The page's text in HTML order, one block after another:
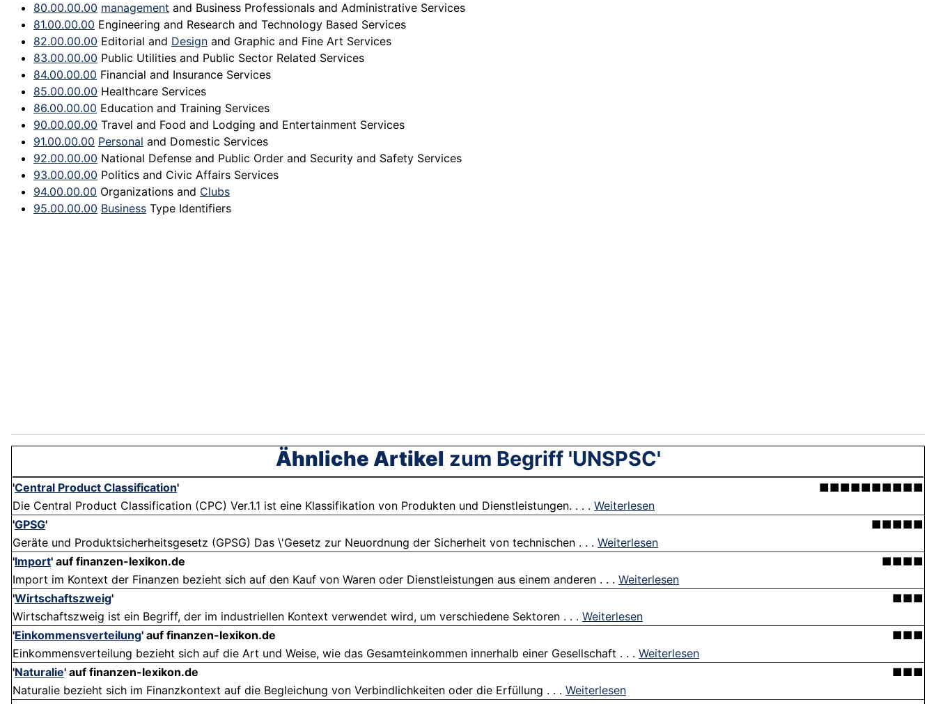
80.00.00.00 management and Business Professionals and Administrative Services
81.00.00.00 Engineering and Research and Technology Based Services
82.00.00.00 Editorial and Design and Graphic and Fine Art Services
83.00.00.00 Public Utilities and Public Sector Related Services
84.00.00.00 Financial and Insurance Services
85.00.00.00 Healthcare Services
86.00.00.00 Education and Training Services
90.00.00.00 Travel and Food and Lodging and Entertainment Services
91.00.00.00 Personal and Domestic Services
92.00.00.00 National Defense and Public Order and Security and Safety Services
93.00.00.00 Politics and Civic Affairs Services
94.00.00.00 Organizations and Clubs
95.00.00.00 Business Type Identifiers
Ähnliche Artikel zum Begriff 'UNSPSC'
'Central Product Classification'
■■■■■■■■■■
Die Central Product Classification (CPC) Ver.1.1 ist eine Klassifikation von Produkten und Dienstleistungen. . . . Weiterlesen
'GPSG'
■■■■■
Geräte und Produktsicherheitsgesetz (GPSG) Das \'Gesetz zur Neuordnung der Sicherheit von technischen . . . Weiterlesen
'Import' auf finanzen-lexikon.de
■■■■
Import im Kontext der Finanzen bezieht sich auf den Kauf von Waren oder Dienstleistungen aus einem anderen . . . Weiterlesen
'Wirtschaftszweig'
■■■
Wirtschaftszweig ist ein Begriff, der im industriellen Kontext verwendet wird, um verschiedene Sektoren . . . Weiterlesen
'Einkommensverteilung' auf finanzen-lexikon.de
■■■
Einkommensverteilung bezieht sich auf die Art und Weise, wie das Gesamteinkommen innerhalb einer Gesellschaft . . . Weiterlesen
'Naturalie' auf finanzen-lexikon.de
■■■
Naturalie bezieht sich im Finanzkontext auf die Begleichung von Verbindlichkeiten oder die Erfüllung . . . Weiterlesen